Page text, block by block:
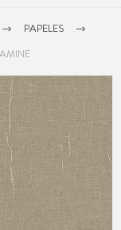
PAPELES